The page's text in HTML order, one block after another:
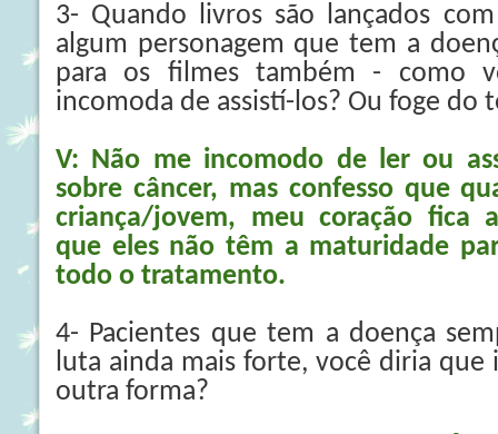
3- Quando livros são lançados
algum personagem que tem a
para os filmes também - como
incomoda de assistí-los? Ou foge do
V: Não me incomodo de ler ou
sobre câncer, mas confesso que
criança/jovem, meu coração fica
que eles não têm a maturidade
todo o tratamento.
4- Pacientes que tem a doença
luta ainda mais forte, você diria que
outra forma?